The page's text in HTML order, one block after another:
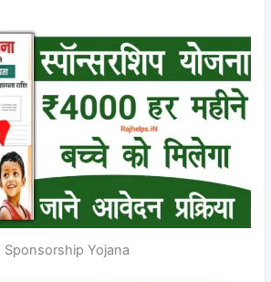
Sponsorship Yojana